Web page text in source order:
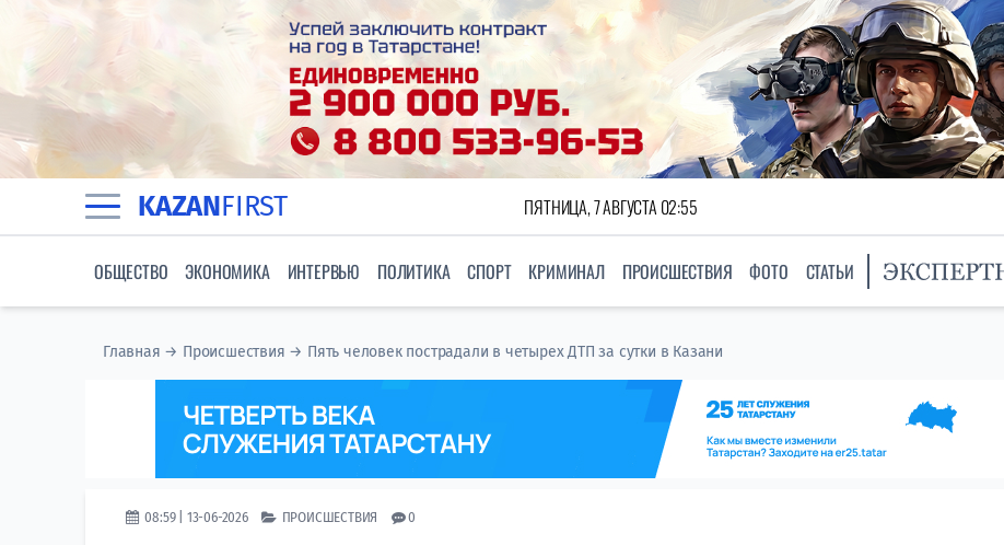
KAZANFIRST ПЯТНИЦА, 7 АВГУСТА 02:55
ОБЩЕСТВО ЭКОНОМИКА ИНТЕРВЬЮ ПОЛИТИКА СПОРТ КРИМИНАЛ ПРОИСШЕСТВИЯ ФОТО СТАТЬИ
Главная → Происшествия → Пять человек пострадали в четырех ДТП за сутки в Казани
08:59 | 13-06-2026 ПРОИСШЕСТВИЯ 0